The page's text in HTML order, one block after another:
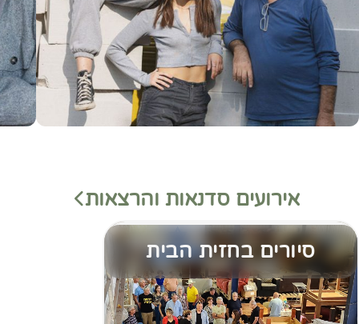
אירועים סדנאות והרצאות
סיורים בחזית הבית